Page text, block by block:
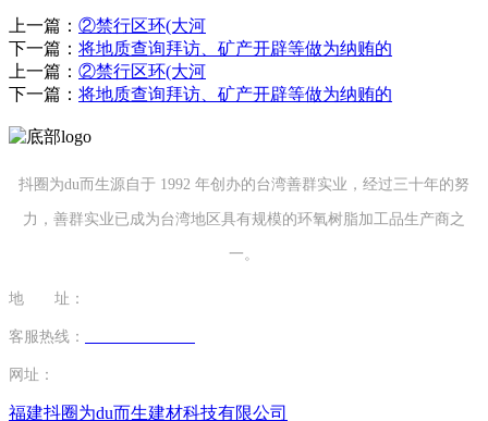
上一篇： ②禁行区环(大河
下一篇： 将地质查询拜访、矿产开辟等做为纳贿的
上一篇： ②禁行区环(大河
下一篇： 将地质查询拜访、矿产开辟等做为纳贿的
抖圈为du而生源自于 1992 年创办的台湾善群实业，经过三十年的努
力，善群实业已成为台湾地区具有规模的环氧树脂加工品生产商之
一。
地 址：
客服热线：
网址：
福建抖圈为du而生建材科技有限公司